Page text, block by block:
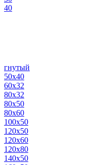
40
гнутый
50х40
60х32
80х32
80х50
80х60
100х50
120х50
120х60
120х80
140х50